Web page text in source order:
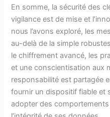
En somme, la sécurité des
vigilance est de mise et
nous l’avons exploré, les
au-delà de la simple
le chiffrement avancé, les
et une conscientisation aux
responsabilité est partagée
fournir un dispositif fiable et
adopter des